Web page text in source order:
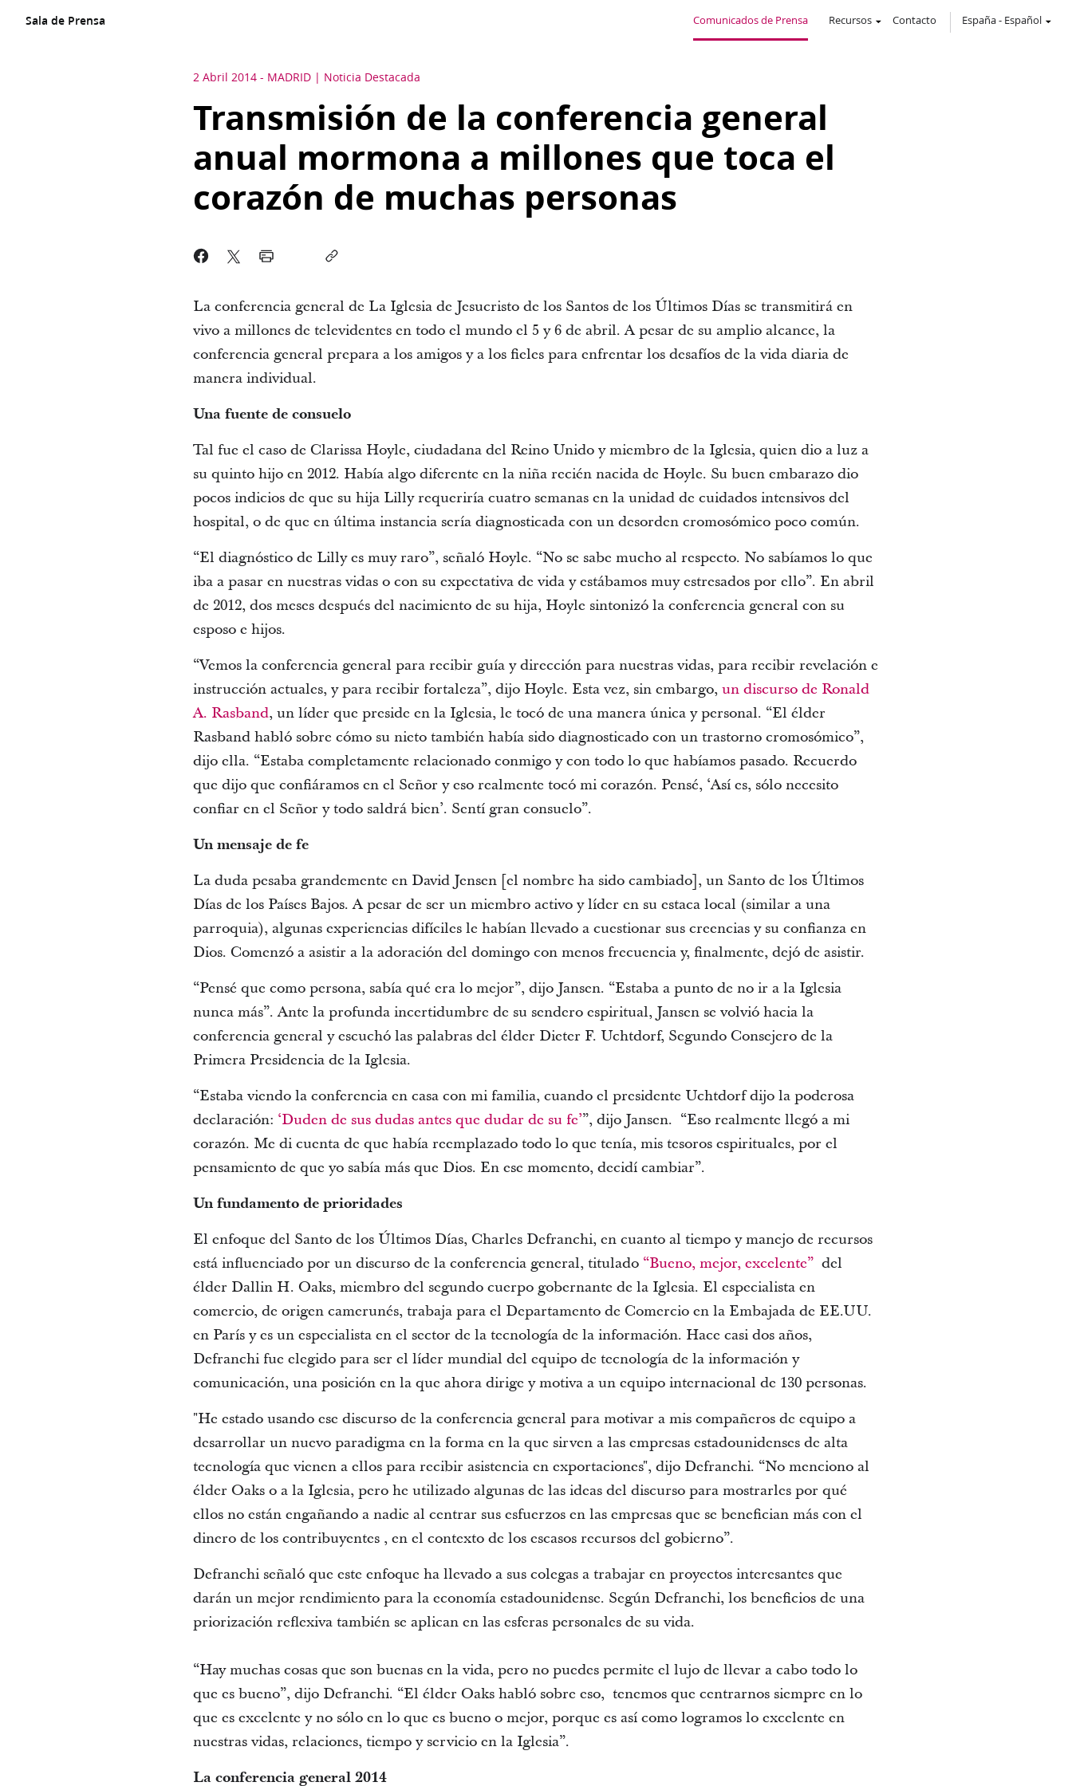
Sala de Prensa Comunicados de Prensa Recursos Contacto España- Español
2 Abril 2014 - MADRID Noticia Destacada
Transmisión de la conferencia general
anual mormona a millones que toca el
corazón de muchas personas
La conferencia general de La Iglesia de Jesucristo de los Santos de los Últimos Días se transmitirá en
vivo a millones de televidentes en todo el mundo el 5 y 6 de abril. A pesar de su amplio alcance, la
conferencia general prepara a los amigos y a los fieles para enfrentar los desafíos de la vida diaria de
manera individual.
Una fuente de consuelo
Tal fue el caso de Clarissa Hoyle, ciudadana del Reino Unido y miembro de la Iglesia, quien dio a luz a
su quinto hijo en 2012. Había algo diferente en la niña recién nacida de Hoyle. Su buen embarazo dio
pocos indicios de que su hija Lilly requeriría cuatro semanas en la unidad de cuidados intensivos del
hospital, o de que en última instancia sería diagnosticada con un desorden cromosómico poco común.
“El diagnóstico de Lilly es muy raro”, señaló Hoyle. “No se sabe mucho al respecto. No sabíamos lo que
iba a pasar en nuestras vidas o con su expectativa de vida y estábamos muy estresados ​​por ello”. En abril
de 2012, dos meses después del nacimiento de su hija, Hoyle sintonizó la conferencia general con su
esposo e hijos.
“Vemos la conferencia general para recibir guía y dirección para nuestras vidas, para recibir revelación e
instrucción actuales, y para recibir fortaleza”, dijo Hoyle. Esta vez, sin embargo, un discurso de Ronald
A. Rasband, un líder que preside en la Iglesia, le tocó de una manera única y personal. “El élder
Rasband habló sobre cómo su nieto también había sido diagnosticado con un trastorno cromosómico”,
dijo ella. “Estaba completamente relacionado conmigo y con todo lo que habíamos pasado. Recuerdo
que dijo que confiáramos en el Señor y eso realmente tocó mi corazón. Pensé, ‘Así es, sólo necesito
confiar en el Señor y todo saldrá bien’. Sentí gran consuelo”.
Un mensaje de fe
La duda pesaba grandemente en David Jensen [el nombre ha sido cambiado], un Santo de los Últimos
Días de los Países Bajos. A pesar de ser un miembro activo y líder en su estaca local (similar a una
parroquia), algunas experiencias difíciles le habían llevado a cuestionar sus creencias y su confianza en
Dios. Comenzó a asistir a la adoración del domingo con menos frecuencia y, finalmente, dejó de asistir.
“Pensé que como persona, sabía qué era lo mejor”, dijo Jansen. “Estaba a punto de no ir a la Iglesia
nunca más”. Ante la profunda incertidumbre de su sendero espiritual, Jansen se volvió hacia la
conferencia general y escuchó las palabras del élder Dieter F. Uchtdorf, Segundo Consejero de la
Primera Presidencia de la Iglesia.
“Estaba viendo la conferencia en casa con mi familia, cuando el presidente Uchtdorf dijo la poderosa
declaración: ‘Duden de sus dudas antes que dudar de su fe’”, dijo Jansen. “Eso realmente llegó a mi
corazón. Me di cuenta de que había reemplazado todo lo que tenía, mis tesoros espirituales, por el
pensamiento de que yo sabía más que Dios. En ese momento, decidí cambiar”.
Un fundamento de prioridades
El enfoque del Santo de los Últimos Días, Charles Defranchi, en cuanto al tiempo y manejo de recursos
está influenciado por un discurso de la conferencia general, titulado “Bueno, mejor, excelente” del
élder Dallin H. Oaks, miembro del segundo cuerpo gobernante de la Iglesia. El especialista en
comercio, de origen camerunés, trabaja para el Departamento de Comercio en la Embajada de EE.UU.
en París y es un especialista en el sector de la tecnología de la información. Hace casi dos años,
Defranchi fue elegido para ser el líder mundial del equipo de tecnología de la información y
comunicación, una posición en la que ahora dirige y motiva a un equipo internacional de 130 personas.
"He estado usando ese discurso de la conferencia general para motivar a mis compañeros de equipo a
desarrollar un nuevo paradigma en la forma en la que sirven a las empresas estadounidenses de alta
tecnología que vienen a ellos para recibir asistencia en exportaciones", dijo Defranchi. “No menciono al
élder Oaks o a la Iglesia, pero he utilizado algunas de las ideas del discurso para mostrarles por qué
ellos no están engañando a nadie al centrar sus esfuerzos en las empresas que se benefician más con el
dinero de los contribuyentes , en el contexto de los escasos recursos del gobierno”.
Defranchi señaló que este enfoque ha llevado a sus colegas a trabajar en proyectos interesantes que
darán un mejor rendimiento para la economía estadounidense. Según Defranchi, los beneficios de una
priorización reflexiva también se aplican en las esferas personales de su vida.
“Hay muchas cosas que son buenas en la vida, pero no puedes permite el lujo de llevar a cabo todo lo
que es bueno”, dijo Defranchi. “El élder Oaks habló sobre eso, tenemos que centrarnos siempre en lo
que es excelente y no sólo en lo que es bueno o mejor, porque es así como logramos lo excelente en
nuestras vidas, relaciones, tiempo y servicio en la Iglesia”.
La conferencia general 2014